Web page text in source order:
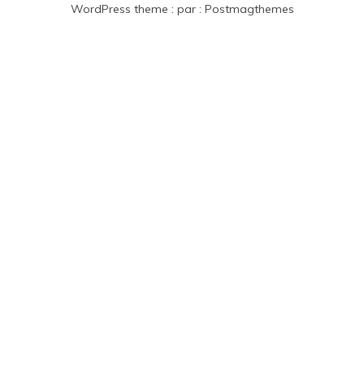
WordPress theme : par : Postmagthemes